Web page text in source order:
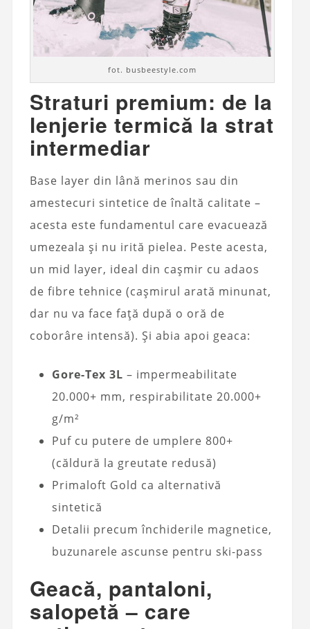
fot. busbeestyle.com
Straturi premium: de la
lenjerie termică la strat
intermediar
Base layer din lână merinos sau din
amestecuri sintetice de înaltă calitate –
acesta este fundamentul care evacuează
umezeala și nu irită pielea. Peste acesta,
un mid layer, ideal din cașmir cu adaos
de fibre tehnice (cașmirul arată minunat,
dar nu va face față după o oră de
coborâre intensă). Și abia apoi geaca:
Gore-Tex 3L – impermeabilitate
20.000+ mm, respirabilitate 20.000+
g/m²
Puf cu putere de umplere 800+
(căldură la greutate redusă)
Primaloft Gold ca alternativă
sintetică
Detalii precum închiderile magnetice,
buzunarele ascunse pentru ski-pass
Geacă, pantaloni,
salopetă – care